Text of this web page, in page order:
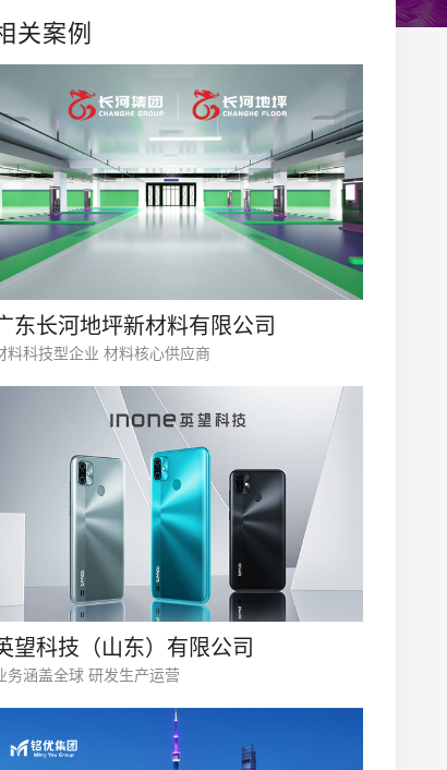
关案例
东长河地坪新材料有限公司
料科技型企业 材料核心供应商
望科技（山东）有限公司
务涵盖全球 研发生产运营
微信号